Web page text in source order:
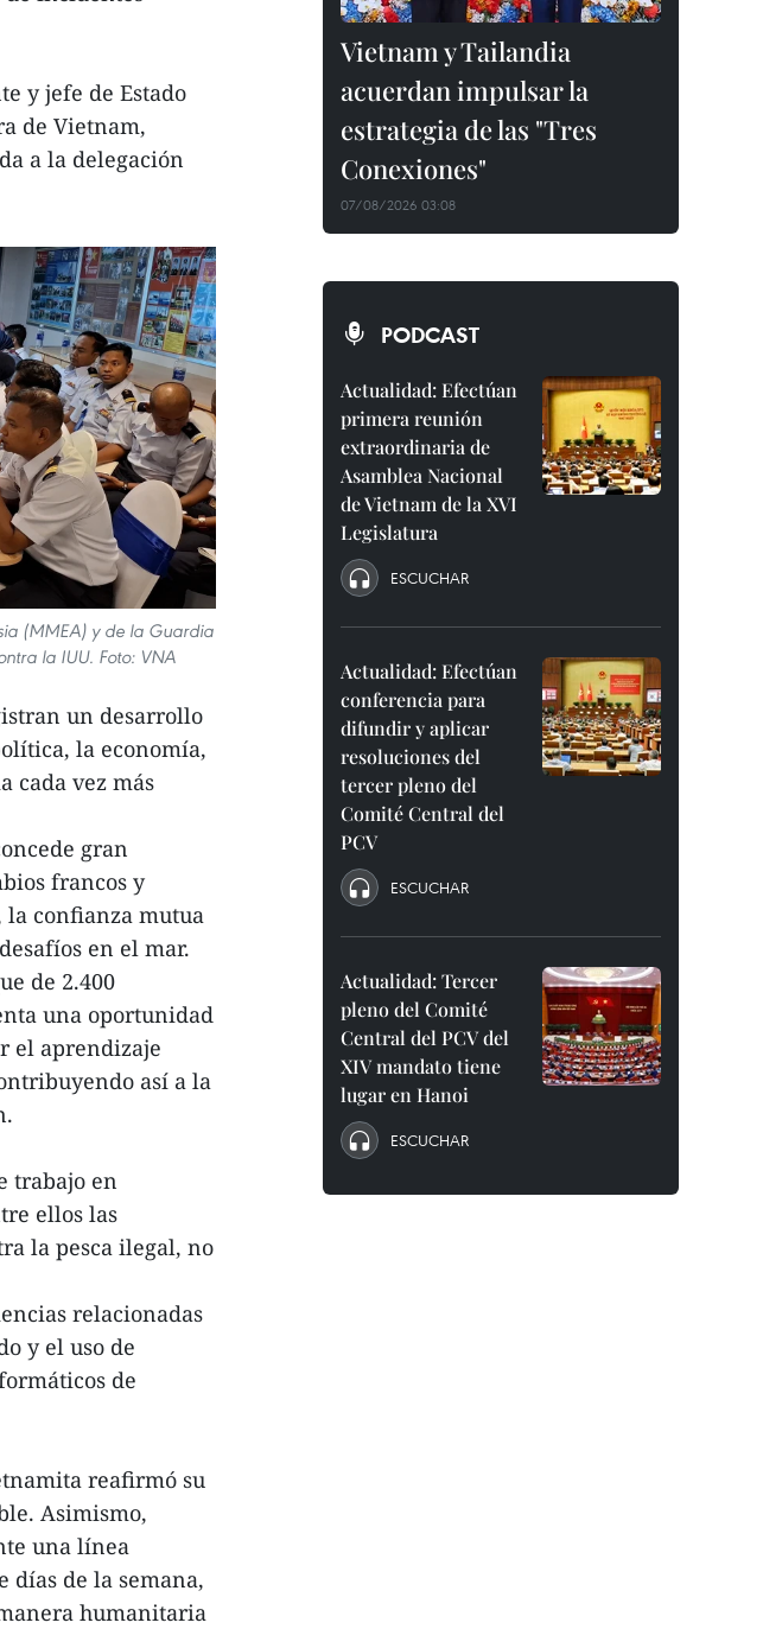
y jefe de Estado
de Vietnam,
a la delegación
(MMEA) y de la Guardia
la IUU. Foto: VNA
un desarrollo
la economía,
cada vez más
gran
francos y
la confianza mutua
en el mar.
de 2.400
una oportunidad
el aprendizaje
así a la
trabajo en
ellos las
la pesca ilegal, no
relacionadas
y el uso de
de
reafirmó su
Asimismo,
una línea
días de la semana,
humanitaria
Vietnam y Tailandia
acuerdan impulsar la
estrategia de las "Tres
Conexiones"
07/08/2026 03:08
PODCAST
Actualidad: Efectúan
primera reunión
extraordinaria de
Asamblea Nacional
de Vietnam de la XVI
Legislatura
ESCUCHAR
Actualidad: Efectúan
conferencia para
difundir y aplicar
resoluciones del
tercer pleno del
Comité Central del
PCV
ESCUCHAR
Actualidad: Tercer
pleno del Comité
Central del PCV del
XIV mandato tiene
lugar en Hanoi
ESCUCHAR